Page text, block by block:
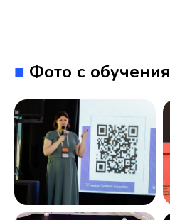
■ Фото с обучения